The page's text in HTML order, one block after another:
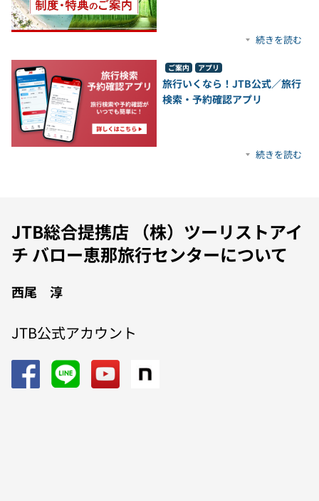
続きを読む
ご案内 アプリ
旅行いくなら！JTB公式／旅行
検索・予約確認アプリ
続きを読む
JTB総合提携店 （株）ツーリストアイ
チ バロー恵那旅行センターについて
西尾 淳
JTB公式アカウント